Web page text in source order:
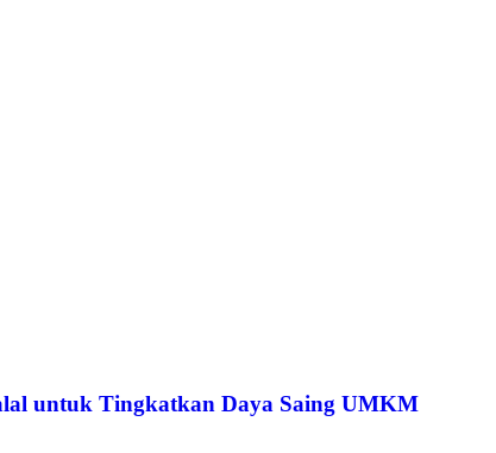
untuk Tingkatkan Daya Saing UMKM